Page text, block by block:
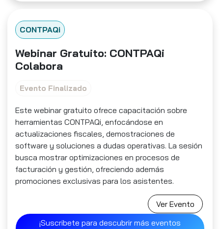
CONTPAQi
Webinar Gratuito: CONTPAQi
Colabora
Evento Finalizado
Este webinar gratuito ofrece capacitación sobre
herramientas CONTPAQi, enfocándose en
actualizaciones fiscales, demostraciones de
software y soluciones a dudas operativas. La sesión
busca mostrar optimizaciones en procesos de
facturación y gestión, ofreciendo además
promociones exclusivas para los asistentes.
Ver Evento
¡Suscribete para descubrir más eventos